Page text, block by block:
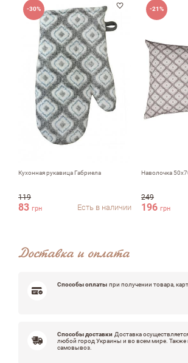
-30%
Кухонная рукавица Габриела
119
83 грн Есть в наличии
-21%
Наволочка
249
196 грн
Доставка и оплата
Способы оплаты при получении товара,
Способы доставки Доставка
любой город Украины и во всем мире.
самовывоз.
ФИО
email
Комментарий
Оцените, пожалуйста